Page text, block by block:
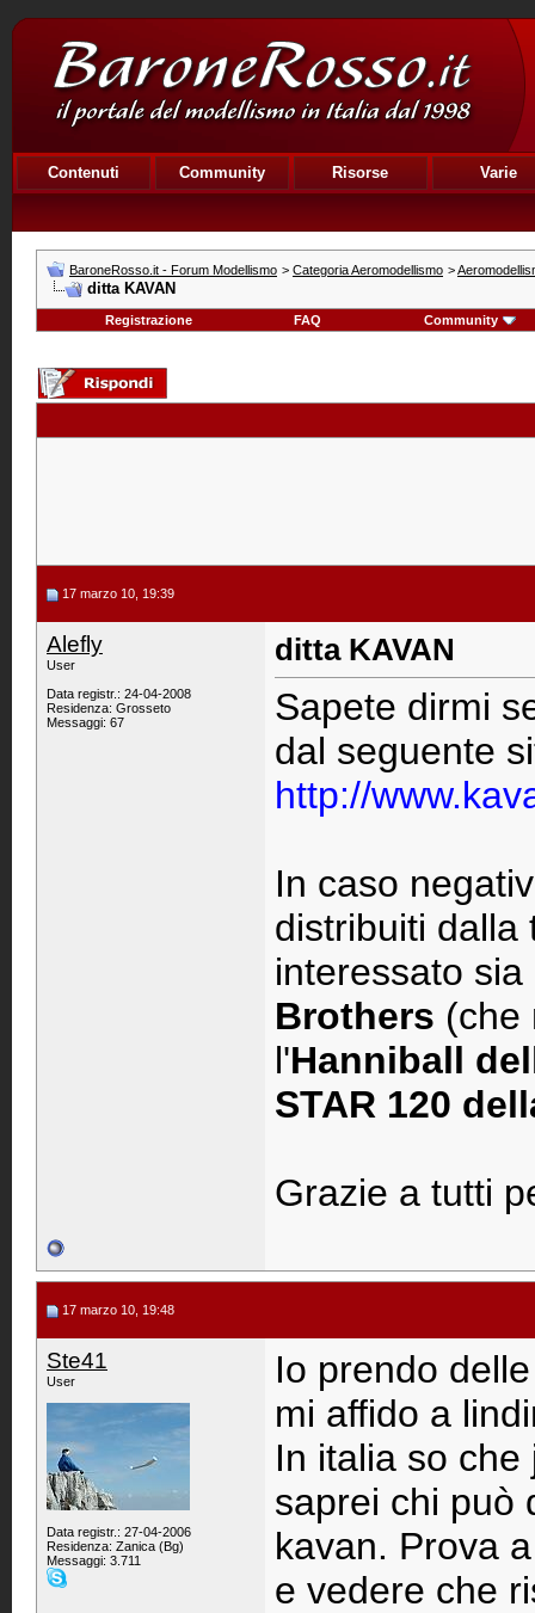
Contenuti Community Risorse Varie
BaroneRosso.it - Forum Modellismo > Categoria Aeromodellismo >
ditta KAVAN
Registrazione FAQ Community
17 marzo 10, 19:39
Alefly
User
Data registr.: 24-04-2008
Residenza: Grosseto
Messaggi: 67
ditta KAVAN
Sapete dirmi
dal seguente
http://
In caso
distribuiti
interessato
Brothers (che
l'Hanniball
STAR 120
Grazie a tutti
17 marzo 10, 19:48
Ste41
User
Data registr.: 27-04-2006
Residenza: Zanica (Bg)
Messaggi: 3.711
Io prendo
mi affido a
In italia so
saprei chi può
kavan. Prova
e vedere che